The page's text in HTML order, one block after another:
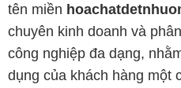
tên miền
chuyên kinh doanh và
công nghiệp đa dạng,
dụng của khách hàng một